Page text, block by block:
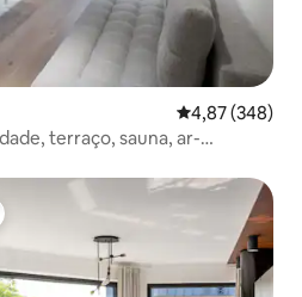
4,87 de uma
4,87 (348)
terraço, sauna, ar-